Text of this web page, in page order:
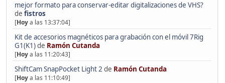
mejor formato para conservar-editar digitalizaciones de VHS?
de fistros
[Hoya las 13:37:04]
Kit de accesorios magnéticos para grabación con el móvil 7Rig
G1(K1)de Ramón Cutanda
[Hoya las 11:20:43]
ShiftCam SnapPocket Light 2 de Ramón Cutanda
[Hoya las 11:10:49]